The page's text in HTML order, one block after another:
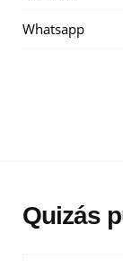
Whatsapp
Quizás